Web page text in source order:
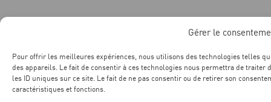
Gérer le
Pour offrir les meilleures expériences, nous utilisons des technologies telles
des appareils. Le fait de consentir à ces technologies nous permettra de traiter
les ID uniques sur ce site. Le fait de ne pas consentir ou de retirer son
caractéristiques et fonctions.